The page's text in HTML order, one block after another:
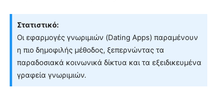
Στατιστικό:
Οι εφαρμογές γνωριμιών (Dating Apps) παραμένουν
η πιο δημοφιλής μέθοδος, ξεπερνώντας τα
παραδοσιακά κοινωνικά δίκτυα και τα εξειδικευμένα
γραφεία γνωριμιών.